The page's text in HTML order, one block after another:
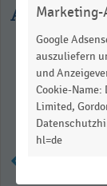
Marketing-
Google
auszuliefern
und
Cookie-Name:
Limited,
hl=de